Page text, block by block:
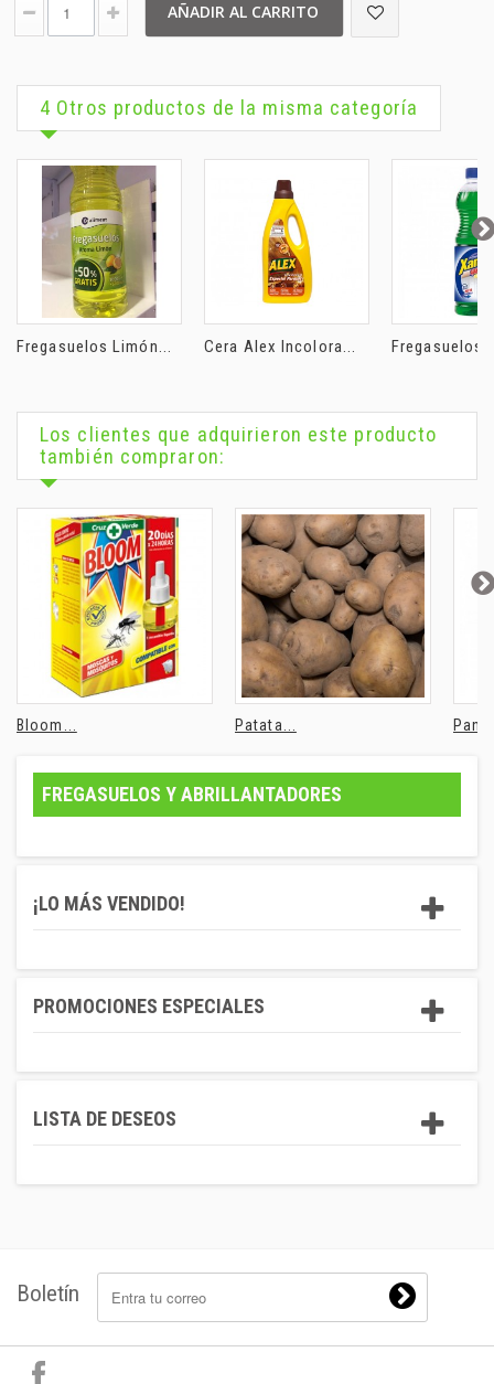
AÑADIR AL CARRITO
4 Otros productos de la misma categoría
Fregasuelos Limón... Cera Alex Incolora... Fregasuelos
Los clientes que adquirieron este producto
también compraron:
Bloom... Patata... Pan
FREGASUELOS Y ABRILLANTADORES
¡LO MÁS VENDIDO!
PROMOCIONES ESPECIALES
LISTA DE DESEOS
Boletín